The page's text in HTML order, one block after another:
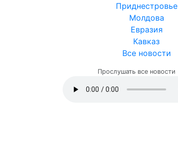
Приднестровье
Молдова
Евразия
Кавказ
Все новости
Прослушать все новости